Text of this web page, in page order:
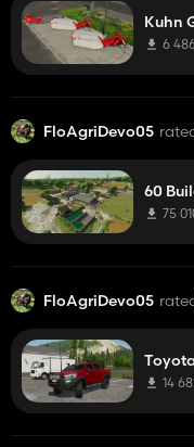
Kuhn
6
FloAgriDevo05
60
75
FloAgriDevo05
14